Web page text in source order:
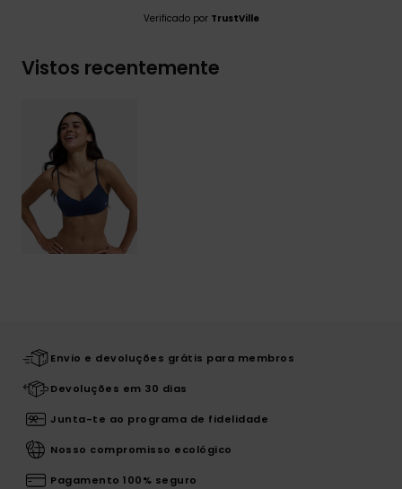
Verificado por TrustVille
Vistos recentemente
Envio e devoluções grátis para membros
Devoluções em 30 dias
Junta-te ao programa de fidelidade
Nosso compromisso ecológico
Pagamento 100% seguro